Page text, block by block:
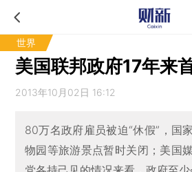
世界
美国联邦政府17年来
2013年10月02日 16:12
80万名政府雇员被迫“休假”，国
物园等旅游景点暂时关闭；美国